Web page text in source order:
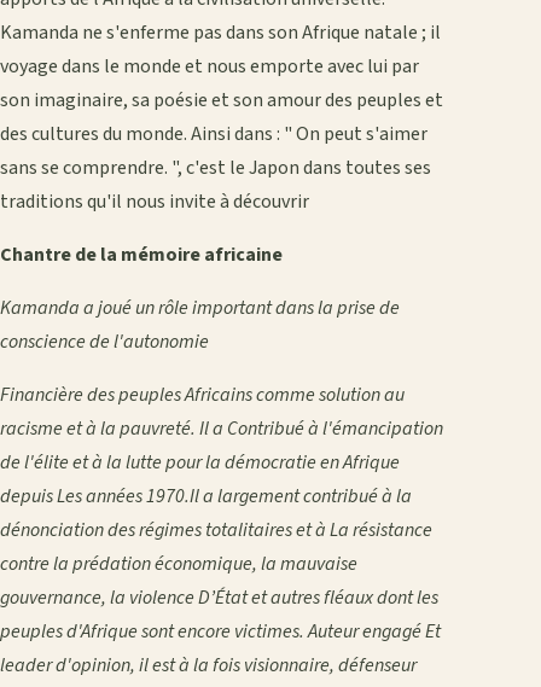
Kamanda ne s'enferme pas dans son Afrique natale ; il
voyage dans le monde et nous emporte avec lui par
son imaginaire, sa poésie et son amour des peuples et
des cultures du monde. Ainsi dans : " On peut s'aimer
sans se comprendre. ", c'est le Japon dans toutes ses
traditions qu'il nous invite à découvrir
Chantre de la mémoire africaine
Kamanda a joué un rôle important dans la prise de
conscience de l'autonomie
Financière des peuples Africains comme solution au
racisme et à la pauvreté. Il a Contribué à l'émancipation
de l'élite et à la lutte pour la démocratie en Afrique
depuis Les années 1970.Il a largement contribué à la
dénonciation des régimes totalitaires et à La résistance
contre la prédation économique, la mauvaise
gouvernance, la violence D’État et autres fléaux dont les
peuples d'Afrique sont encore victimes. Auteur engagé Et
leader d'opinion, il est à la fois visionnaire, défenseur